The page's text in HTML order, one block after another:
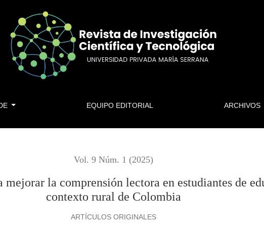
lectora en estudiantes de educación primaria en un contexto
EQUIPO EDITORIAL ARCHIVOS
Vol. 9 Núm. 1 (2025)
mejorar la comprensión lectora en estudiantes de
contexto rural de Colombia
ARTÍCULOS ORIGINALES